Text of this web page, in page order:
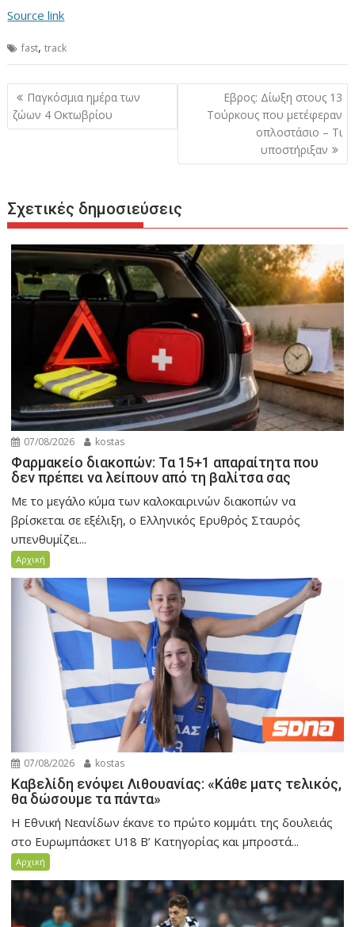
Source link
fast,track
Πλοήγηση
άρθρων
Παγκόσμια ημέρα των
ζώων 4 Οκτωβρίου
Εβρος: Δίωξη στους 13
Τούρκους που μετέφεραν
οπλοστάσιο – Τι
υποστήριξαν
Σχετικές δημοσιεύσεις
07/08/2026 kostas
Φαρμακείο διακοπών: Τα 15+1 απαραίτητα που
δεν πρέπει να λείπουν από τη βαλίτσα σας
Με το μεγάλο κύμα των καλοκαιρινών διακοπών να
βρίσκεται σε εξέλιξη, ο Ελληνικός Ερυθρός Σταυρός
υπενθυμίζει...
Αρχική
07/08/2026 kostas
Καβελίδη ενόψει Λιθουανίας: «Κάθε ματς τελικός,
θα δώσουμε τα πάντα»
Η Εθνική Νεανίδων έκανε το πρώτο κομμάτι της δουλειάς
στο Ευρωμπάσκετ U18 Β’ Κατηγορίας και μπροστά...
Αρχική